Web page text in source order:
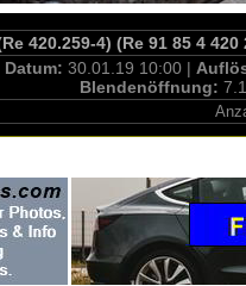
420.259-4) (Re 91 85 4
Datum: 30.01.19 10:00 |
Blendenöffnung: